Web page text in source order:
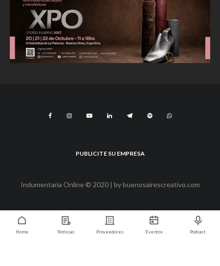
PUBLICITE SU EMPRESA
Indumentaria Online © 2020 | bybuenosairescreativo.com
Home Noticias Proveedores Eventos Podcast